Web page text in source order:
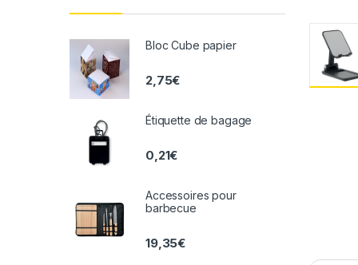
Bloc Cube papier
2,75€
Étiquette de bagage
0,21€
Accessoires pour
barbecue
19,35€